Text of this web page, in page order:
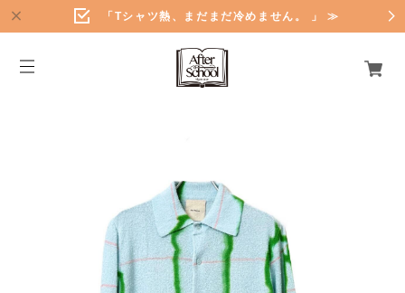
「Tシャツ熱、まだまだ冷めません。 」 ≫